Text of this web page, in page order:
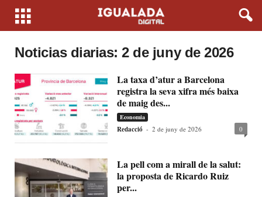
Noticias diarias: 2 de juny de 2026
La taxa d’atur a Barcelona
registra la seva xifra més baixa
de maig des...
Economia
Redacció - 2 de juny de 2026 0
La pell com a mirall de la salut:
la proposta de Ricardo Ruiz
per...